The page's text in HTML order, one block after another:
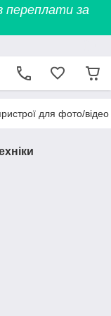
переплати за
для фото/відео